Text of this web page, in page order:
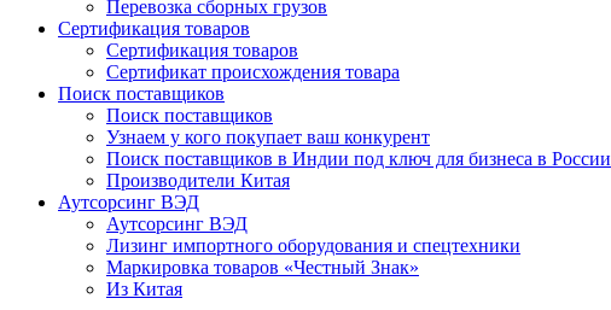
Перевозка сборных грузов
Сертификация товаров
Сертификация товаров
Сертификат происхождения товара
Поиск поставщиков
Поиск поставщиков
Узнаем у кого покупает ваш конкурент
Поиск поставщиков в Индии под ключ для бизнеса в России
Производители Китая
Аутсорсинг ВЭД
Аутсорсинг ВЭД
Лизинг импортного оборудования и спецтехники
Маркировка товаров «Честный Знак»
Из Китая